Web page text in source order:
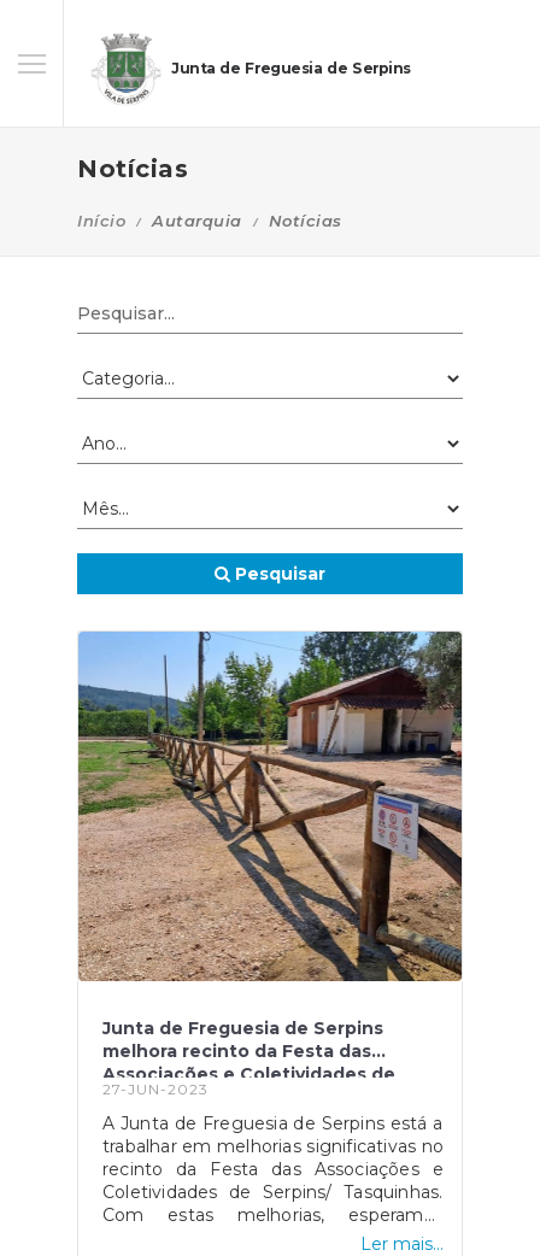
Junta de Freguesia de Serpins
Notícias
Início Autarquia Notícias
Pesquisar
Junta de Freguesia de Serpins
melhora recinto da Festa das
Associações e Coletividades de
Serpins
27-JUN-2023
A Junta de Freguesia de Serpins está a
trabalhar em melhorias significativas no
recinto da Festa das Associações e
Coletividades de Serpins/ Tasquinhas.
Com estas melhorias, esperamos
tornar este espaço ainda mais
Ler mais...